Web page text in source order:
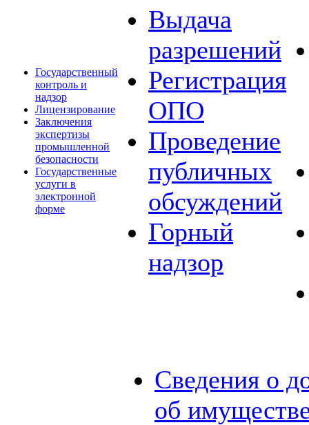
Государственный
контроль и
надзор
Лицензирование
Заключения
экспертизы
промышленной
безопасности
Государственные
услуги в
электронной
форме
Выдача
разрешений
Регистрация
ОПО
Проведение
публичных
обсуждений
Горный
надзор
Сведения о
об